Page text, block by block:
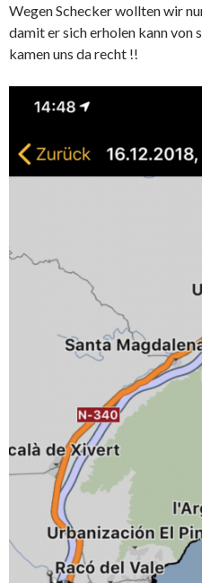
Wegen Schecker wollten wir
damit er sich erholen kann von
kamen uns da recht !!